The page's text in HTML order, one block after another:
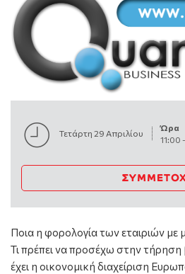
Τετάρτη 29 Απριλίου
Ώρα
11:00
Ποια η φορολογία των εταιριών
Τι πρέπει να προσέχω στην τήρηση
έχει η οικονομική διαχείριση